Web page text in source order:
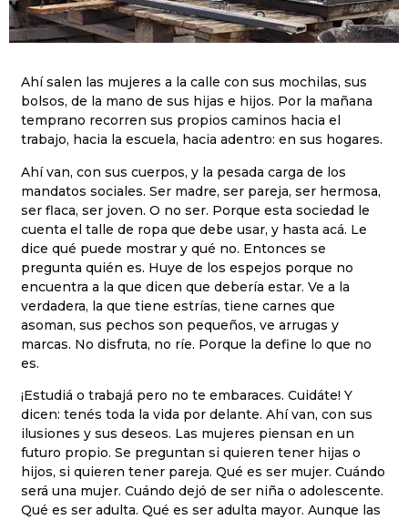
Ahí salen las mujeres a la calle con sus mochilas, sus
bolsos, de la mano de sus hijas e hijos. Por la mañana
temprano recorren sus propios caminos hacia el
trabajo, hacia la escuela, hacia adentro: en sus hogares.
Ahí van, con sus cuerpos, y la pesada carga de los
mandatos sociales. Ser madre, ser pareja, ser hermosa,
ser flaca, ser joven. O no ser. Porque esta sociedad le
cuenta el talle de ropa que debe usar, y hasta acá. Le
dice qué puede mostrar y qué no. Entonces se
pregunta quién es. Huye de los espejos porque no
encuentra a la que dicen que debería estar. Ve a la
verdadera, la que tiene estrías, tiene carnes que
asoman, sus pechos son pequeños, ve arrugas y
marcas. No disfruta, no ríe. Porque la define lo que no
es.
¡Estudiá o trabajá pero no te embaraces. Cuidáte! Y
dicen: tenés toda la vida por delante. Ahí van, con sus
ilusiones y sus deseos. Las mujeres piensan en un
futuro propio. Se preguntan si quieren tener hijas o
hijos, si quieren tener pareja. Qué es ser mujer. Cuándo
será una mujer. Cuándo dejó de ser niña o adolescente.
Qué es ser adulta. Qué es ser adulta mayor. Aunque las